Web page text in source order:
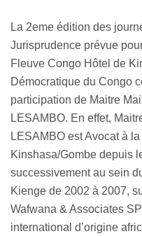
La 2eme édition des
Jurisprudence prévue
Fleuve Congo Hôtel de
Démocratique du Congo
participation de Maitre
LESAMBO. En effet,
LESAMBO est Avocat à
Kinshasa/Gombe depuis
successivement au sein
Kienge de 2002 à 2007,
Wafwana & Associates
international d’origine